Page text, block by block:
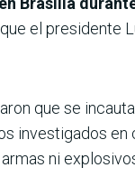
el presidente
que se
investigados en
ni